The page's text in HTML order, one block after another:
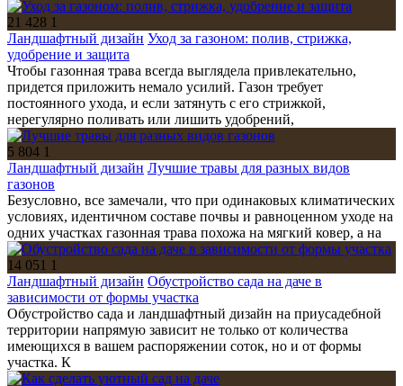
21 428 1
Ландшафтный дизайн Уход за газоном: полив, стрижка,
удобрение и защита
Чтобы газонная трава всегда выглядела привлекательно,
придется приложить немало усилий. Газон требует
постоянного ухода, и если затянуть с его стрижкой,
нерегулярно поливать или лишить удобрений,
5 804 1
Ландшафтный дизайн Лучшие травы для разных видов
газонов
Безусловно, все замечали, что при одинаковых климатических
условиях, идентичном составе почвы и равноценном уходе на
одних участках газонная трава похожа на мягкий ковер, а на
14 051 1
Ландшафтный дизайн Обустройство сада на даче в
зависимости от формы участка
Обустройство сада и ландшафтный дизайн на приусадебной
территории напрямую зависит не только от количества
имеющихся в вашем распоряжении соток, но и от формы
участка. К